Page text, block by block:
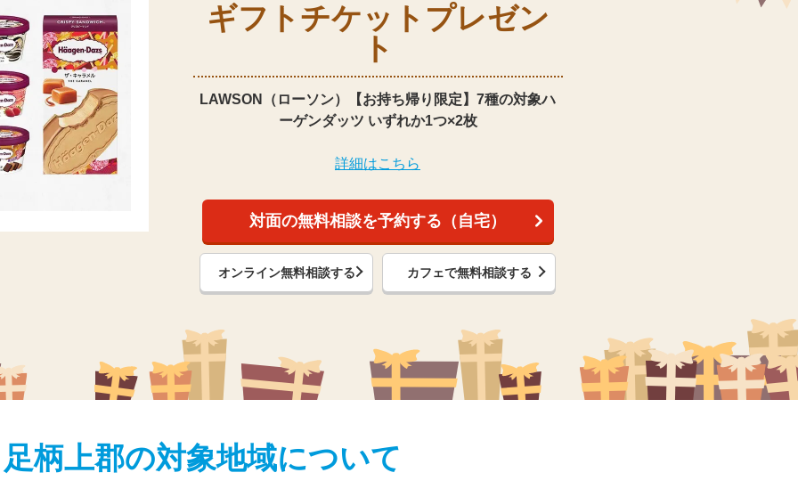
ギフトチケット プレゼン
ト
LAWSON（ローソン）【お持ち帰り限定】 7種の対象ハ
ーゲンダッツ いずれか1つ×2枚
詳細はこちら
対面の無料相談を予約する（自宅）
オンライン無料相談する カフェで無料相談する
柄上郡の対象地域について